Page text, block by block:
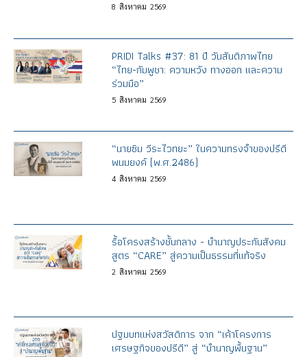
8 สิงหาคม 2569
PRIDI Talks #37: 81 ปี วันสันติภาพไทย
“ไทย-กัมพูชา: ความหวัง ทางออก และความ
ร่วมมือ”
5 สิงหาคม 2569
“นายซิม วีระไวทยะ” ในความทรงจำของปรีดี
พนมยงค์ (พ.ศ.2486)
4 สิงหาคม 2569
รื้อโครงสร้างชั้นกลาง - บำนาญประกันสังคม
สูตร “CARE” สู่ความเป็นธรรมที่แท้จริง
2 สิงหาคม 2569
ปฐมบทแห่งสวัสดิการ จาก “เค้าโครงการ
เศรษฐกิจของปรีดี” สู่ “บำนาญพื้นฐาน”